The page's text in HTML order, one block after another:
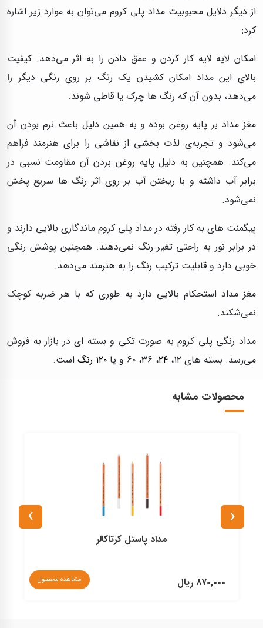
از دیگر دلایل محبوبیت مداد پلی کروم می‌توان به موارد زیر اشاره
کرد:
امکان لایه لایه کار کردن و عمق دادن را به اثر می‌دهد. کیفیت
بالای این مداد امکان کشیدن یک رنگ بر روی رنگی دیگر را
می‌دهد، بدون آن که رنگ ها چرک یا قاطی شوند.
مغز مداد بر پایه روغن بوده و به همین دلیل باعث نرم بودن آن
می‌شود و تجربه‌ی لذت بخشی از نقاشی را برای هنرمند فراهم
می‌کند. همچنین به دلیل پایه روغن بردن آن مقاومت نسبی در
برابر آب داشته و با ریختن آب بر روی اثر رنگ ها سریع پخش
نمی‌شود.
پیگمنت های به کار رفته در مداد پلی کروم ماندگاری بالایی دارند و
در برابر نور به راحتی تغیر رنگ نمی‌دهند. همچنین پوشش رنگی
خوبی دارد و قابلیت ترکیب رنگ را به هنرمند می‌دهد.
مغز مداد استحکام بالایی دارد به طوری که با هر ضربه کوچک
نمی‌شکند.
مداد رنگی پلی کروم به صورت تکی و بسته ای در بازار به فروش
می‌رسد. بسته های ۱۲،
۲۴، ۳۶، ۶۰ و یا ۱۲۰ رنگ است.
محصولات مشابه
مداد پاستل کرتاکالر
۸۷۰,۰۰۰ ریال مشاهده محصول
‹
›